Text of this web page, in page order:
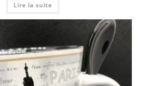
Lire la suite